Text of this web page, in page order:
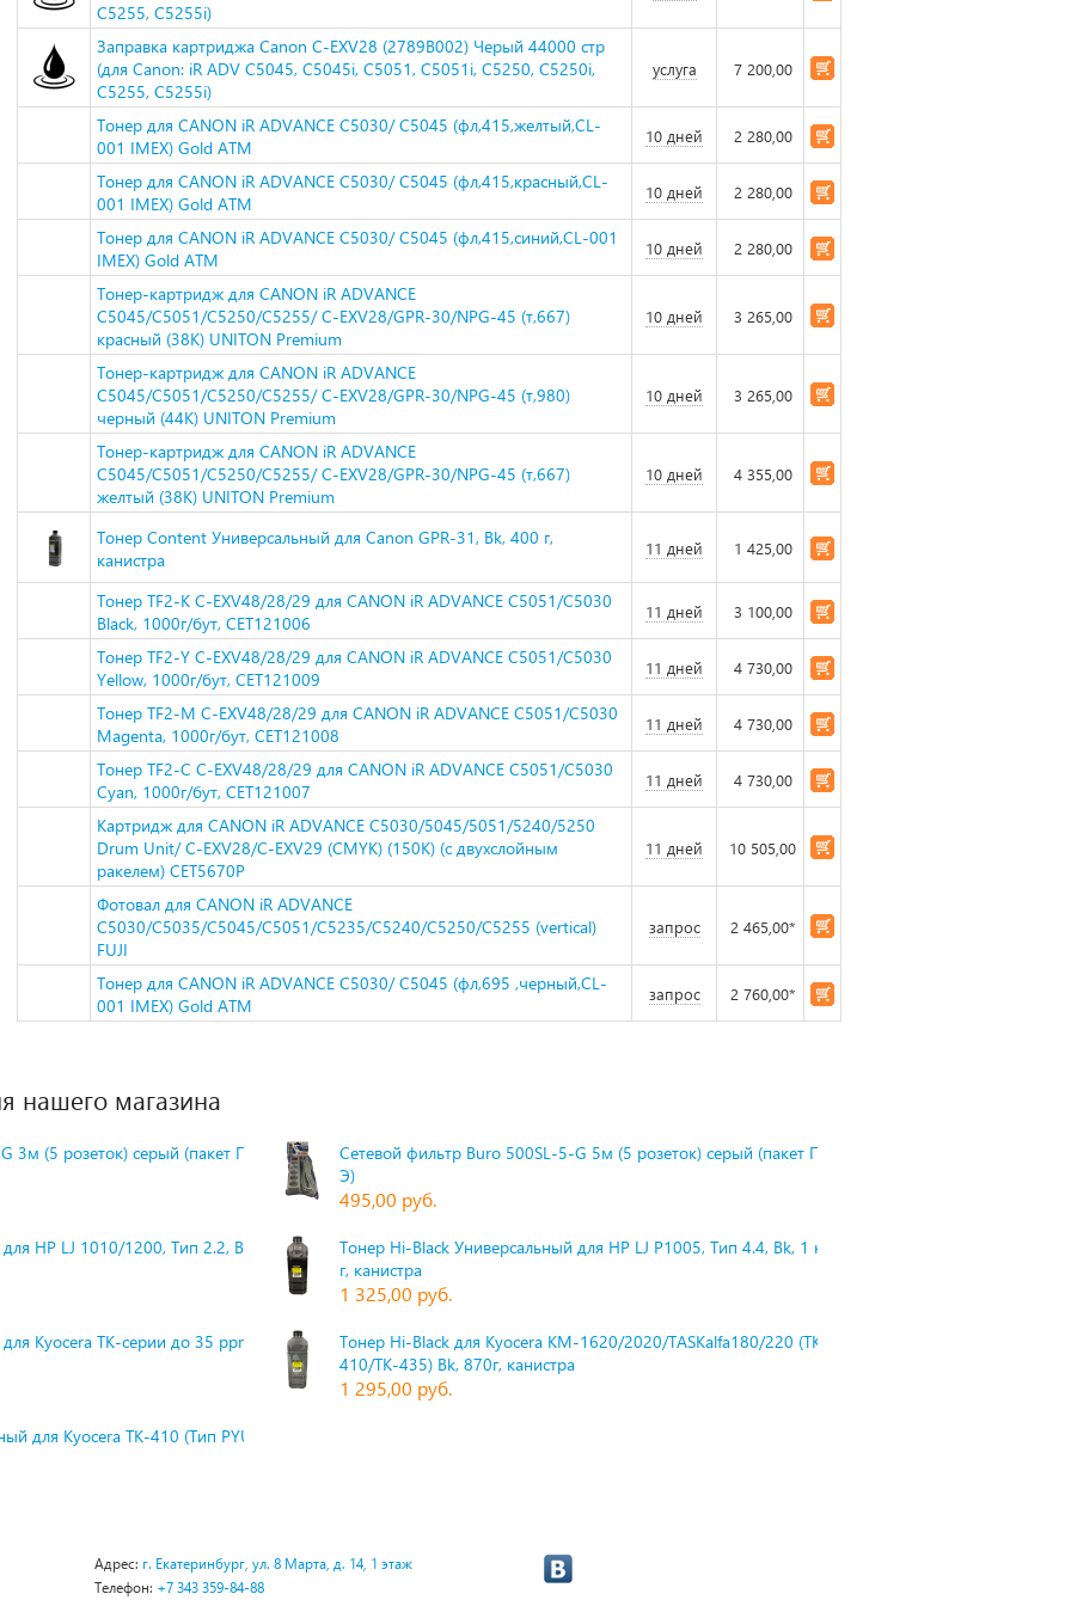
C5255, C5255i)
Заправка картриджа Canon C-EXV28 (2789B002) Черый 44000 стр
(для Canon: iR ADV C5045, C5045i, C5051, C5051i, C5250, C5250i,
C5255, C5255i)
услуга 7 200,00
Тонер для CANON iR ADVANCE C5030/ C5045 (фл,415,желтый,CL-
001 IMEX) Gold ATM
10 дней 2 280,00
Тонер для CANON iR ADVANCE C5030/ C5045 (фл,415,красный,CL-
001 IMEX) Gold ATM
10 дней 2 280,00
Тонер для CANON iR ADVANCE C5030/ C5045 (фл,415,синий,CL-001
IMEX) Gold ATM
10 дней 2 280,00
Тонер-картридж для CANON iR ADVANCE
C5045/C5051/C5250/C5255/ C-EXV28/GPR-30/NPG-45 (т,667)
красный (38K) UNITON Premium
10 дней 3 265,00
Тонер-картридж для CANON iR ADVANCE
C5045/C5051/C5250/C5255/ C-EXV28/GPR-30/NPG-45 (т,980)
черный (44K) UNITON Premium
10 дней 3 265,00
Тонер-картридж для CANON iR ADVANCE
C5045/C5051/C5250/C5255/ C-EXV28/GPR-30/NPG-45 (т,667)
желтый (38K) UNITON Premium
10 дней 4 355,00
Тонер Content Универсальный для Canon GPR-31, Bk, 400 г,
канистра
11 дней 1 425,00
Тонер TF2-K C-EXV48/28/29 для CANON iR ADVANCE C5051/C5030
Black, 1000г/бут, CET121006
11 дней 3 100,00
Тонер TF2-Y C-EXV48/28/29 для CANON iR ADVANCE C5051/C5030
Yellow, 1000г/бут, CET121009
11 дней 4 730,00
Тонер TF2-M C-EXV48/28/29 для CANON iR ADVANCE C5051/C5030
Magenta, 1000г/бут, CET121008
11 дней 4 730,00
Тонер TF2-C C-EXV48/28/29 для CANON iR ADVANCE C5051/C5030
Cyan, 1000г/бут, CET121007
11 дней 4 730,00
Картридж для CANON iR ADVANCE C5030/5045/5051/5240/5250
Drum Unit/ C-EXV28/C-EXV29 (CMYK) (150K) (c двухслойным
ракелем) CET5670P
11 дней 10 505,00
Фотовал для CANON iR ADVANCE
C5030/C5035/C5045/C5051/C5235/C5240/C5250/C5255 (vertical)
FUJI
запрос 2 465,00*
Тонер для CANON iR ADVANCE C5030/ C5045 (фл,695 ,черный,CL-
001 IMEX) Gold ATM
запрос 2 760,00*
нашего магазина
3м (5 розеток) серый (пакет П
Сетевой фильтр Buro 500SL-5-G 5м (5 розеток) серый (пакет П
Э)
495,00 руб.
HP LJ 1010/1200, Тип 2.2, Bk,
Тонер Hi-Black Универсальный для HP LJ P1005, Тип 4.4, Bk, 1 к
г, канистра
1 325,00 руб.
Kyocera TK-серии до 35 ppm,
Тонер Hi-Black для Kyocera KM-1620/2020/TASKalfa180/220 (TK-
410/TK-435) Bk, 870г, канистра
1 295,00 руб.
для Kyocera TK-410 (Тип PYU
Адрес: г. Екатеринбург, ул. 8 Марта, д. 14, 1 этаж
Телефон: +7 343 359-84-88